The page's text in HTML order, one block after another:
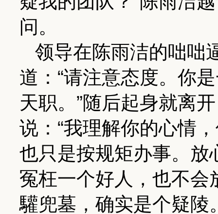
问。
领导在陈雨洁的咄咄
道：“请注意态度。你
天职。”随后起身就离
说：“我理解你的心情
也只是按规矩办事。放
冤枉一个好人，也不会
驩兜墓，确实是个疑陵